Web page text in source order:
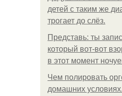
детей с таким же
трогает до слёз.
Представь: ты
который вот-вот
в этот момент
Чем полировать
домашних